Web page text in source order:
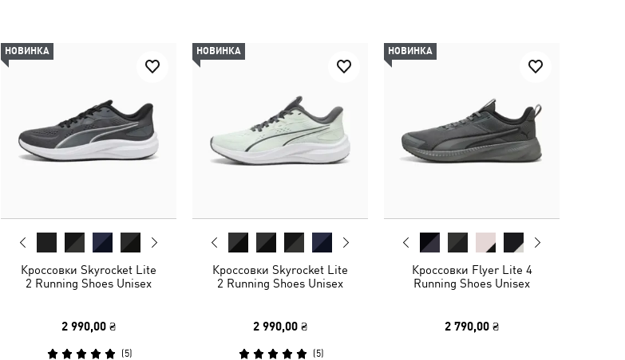
НОВИНКА
Кроссовки Skyrocket Lite
2 Running Shoes Unisex
2 990,00 ₴
(5)
НОВИНКА
Кроссовки Skyrocket Lite
2 Running Shoes Unisex
2 990,00 ₴
(5)
НОВИНКА
Кроссовки Flyer Lite 4
Running Shoes Unisex
2 790,00 ₴